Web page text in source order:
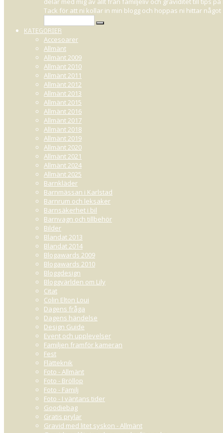
Tack för att ni kollar in min blogg och hoppas ni hittar
KATEGORIER
Accesoarer
Allmänt
Allmänt 2009
Allmänt 2010
Allmänt 2011
Allmänt 2012
Allmänt 2013
Allmänt 2015
Allmänt 2016
Allmänt 2017
Allmänt 2018
Allmänt 2019
Allmänt 2020
Allmänt 2021
Allmänt 2024
Allmänt 2025
Barnkläder
Barnmässan i Karlstad
Barnrum och leksaker
Barnsäkerhet i bil
Barnvagn och tillbehör
Bilder
Blandat 2013
Blandat 2014
Blogawards 2009
Blogawards 2010
Bloggdesign
Bloggvärlden om Lily
Citat
Colin Elton Loui
Dagens fråga
Dagens händelse
Design Guide
Event och upplevelser
Familjen framför kameran
Fest
Flätteknik
Foto - Allmänt
Foto - Bröllop
Foto - Familj
Foto - I väntans tider
Goodiebag
Gratis prylar
Gravid med litet syskon - Allmänt
RECEPT:
APRIL 28, 2017 15:20
Många har frågat hur jag gör mina tårtor och jag måste säga att jag
eller någon gång köpt färdiga, det avgör ni själva). Men här kommer
MARAMOUFLUFF (Ett lager
När det kommer till mina fluffer så går dom att variera i all oändlighet.
geicha o.s.v. Receptet är identiskt, med skillnaden av att jag ändrar
3dl vispgrädde
180-200g valfri choklad
Värm grädden - men låt den aldrig koka.
Smält chokladen i den varma grädden, ställ i kylen under natten och
HALLONGRÄDDE(två lager)
Detta är precis så enkelt som det låter - vispgrädde och hallon. Jag
med lite syrlighet i tårta och extra gott med bitar av hallon.
VANILJSMÖRKRÄM(spackar tårtan för en jämn finish)
150g mjukt smör
3dl florsocker
1 msk vaniljsocker
0,5dl kokhett vatten.
Blanda detta och vispa till en jämn kräm, ibland har jag lite extra
med. Inte för tjockt lager dock.
När allt detta är gjort täcker jag oftast med marsipan, jag tycker att
går precis lika bra det. Vill ni se lite steg för steg-bilder kan ni kika in